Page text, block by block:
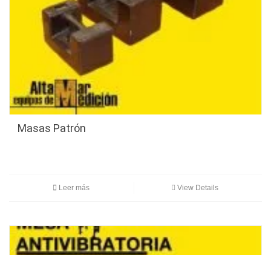
Masas Patrón
Leer más View Details